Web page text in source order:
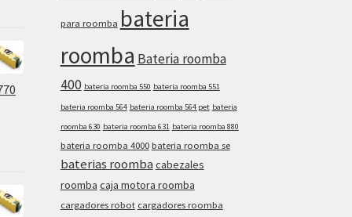
para roomba bateria
roomba Bateria roomba
400 bateria roomba 550 bateria roomba 551
bateria roomba 564 bateria roomba 564 pet bateria
roomba 630 bateria roomba 631 bateria roomba 880
bateria roomba 4000 bateria roomba se
baterias roomba cabezales
roomba caja motora roomba
cargadores robot cargadores roomba